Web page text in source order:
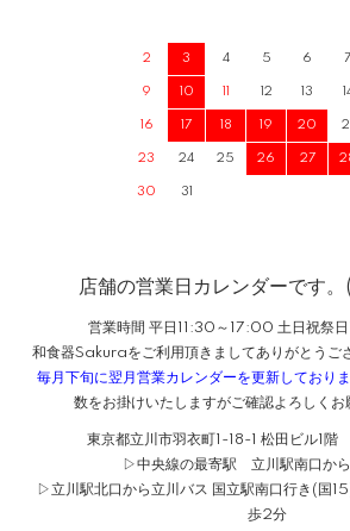
2 3 4 5 6 7
9 10 11 12 13
16 17 18 19 20 21
23 24 25 26 27
30 31
店舗の営業日カレンダーです
営業時間 平日11:30～17:00 土日祝祭
和食器Sakuraをご利用頂きましてありがとうご
毎月下旬に翌月営業カレンダーを更新しておりま
数をお掛けいたしますがご確認よろしくお
東京都立川市羽衣町1-18-1 松田ビル1
▷中央線の最寄駅 立川駅南口か
▷立川駅北口から立川バス 国立駅南口行き(国
歩2分